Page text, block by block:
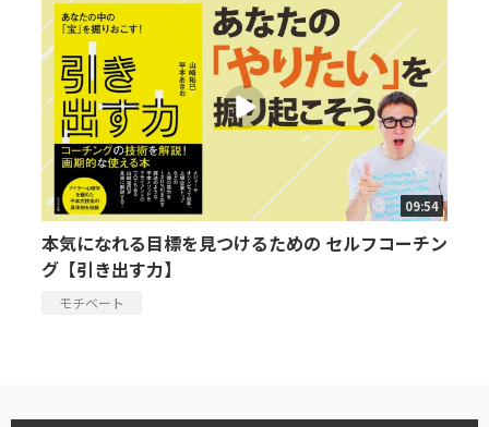
09:54
本気になれる目標を見つけるための セルフコーチン
グ【引き出す力】
モチベート